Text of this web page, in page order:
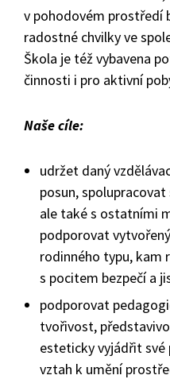
v pohodovém prostředí
radostné chvilky ve
Škola je též vybavena
činnosti i pro aktivní
Naše cíle:
udržet daný
posun,
ale také s ostatními
podporovat
rodinného typu, kam
s pocitem bezpečí a
podporovat
tvořivost,
esteticky vyjádřit
vztah k umění